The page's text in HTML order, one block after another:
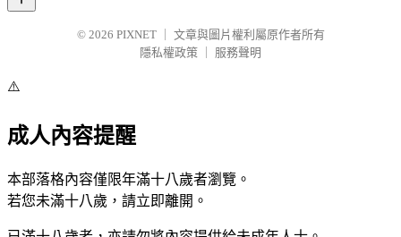
© 2026 PIXNET
文章與圖片權利屬原作者所有
隱私權政策
服務聲明
⚠️
成人內容提醒
本部落格內容僅限年滿十八歲者瀏覽。
若您未滿十八歲，請立即離開。